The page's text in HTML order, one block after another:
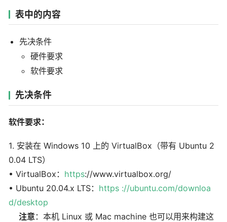
表中的内容
先决条件
硬件要求
软件要求
先决条件
软件要求：
1. 安装在 Windows 10 上的 VirtualBox（带有 Ubuntu 2
0.04 LTS）
• VirtualBox： https://www.virtualbox.org/
• Ubuntu 20.04.x LTS： https ://ubuntu.com/downloa
d/desktop
注意 ：本机 Linux 或 Mac machine 也可以用来构建这